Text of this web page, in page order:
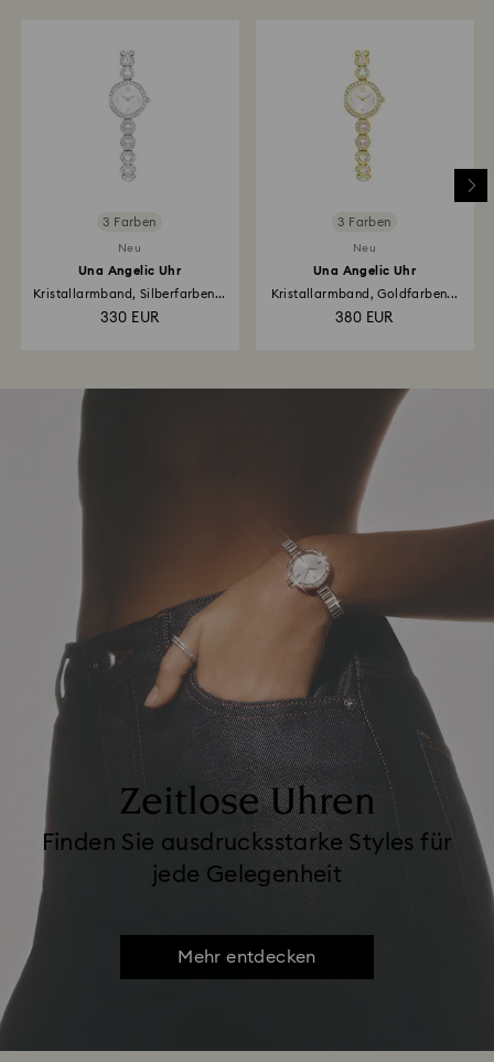
3 Farben
Neu
Una Angelic Uhr
Kristallarmband, Silberfarben...
330 EUR
3 Farben
Neu
Una Angelic Uhr
Kristallarmband, Goldfarben...
380 EUR
Zeitlose Uhren
Finden Sie ausdrucksstarke Styles für
jede Gelegenheit
Mehr entdecken